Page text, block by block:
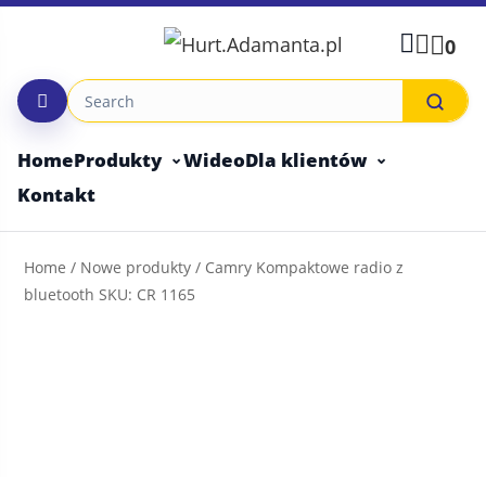
Skip
0
HomeProdukty WideoDla klientów
Kontakt
Home / Nowe produkty / Camry Kompaktowe radio z
bluetooth SKU: CR 1165